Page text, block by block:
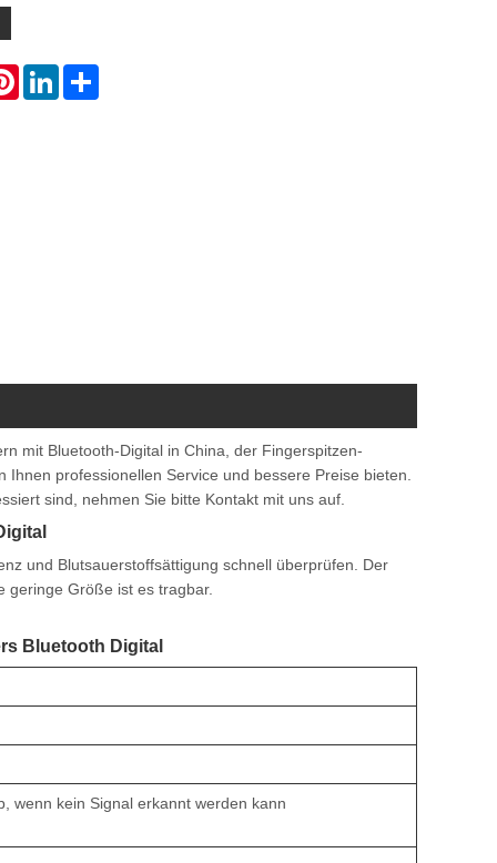
PinterestLinkedInShare
mit Bluetooth-Digital in China, der Fingerspitzen-
professionellen Service und bessere Preise bieten.
sind, nehmen Sie bitte Kontakt mit uns auf.
und Blutsauerstoffsättigung schnell überprüfen. Der
geringe Größe ist es tragbar.
Bluetooth Digital
wenn kein Signal erkannt werden kann